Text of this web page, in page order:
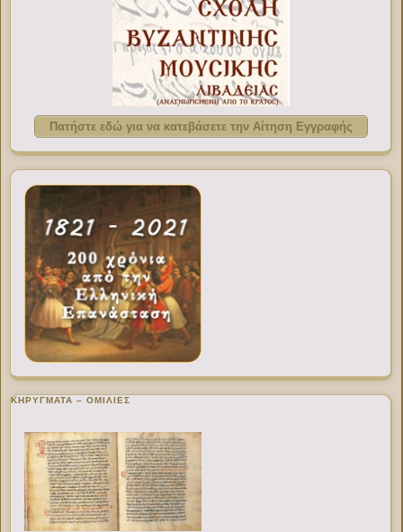
Πατήστε εδώ για να κατεβάσετε την Αίτηση Εγγραφής
ΚΗΡΥΓΜΑΤΑ – ΟΜΙΛΙΕΣ